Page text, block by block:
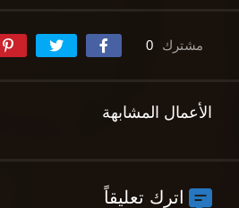
مشترك 0
الأعمال المشابهة
اترك تعليقاً